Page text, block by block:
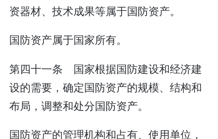
资器材、技术成果等属于国防资产。
国防资产属于国家所有。
第四十一条 国家根据国防建设和经济建
设的需要，确定国防资产的规模、结构和
布局，调整和处分国防资产。
国防资产的管理机构和占有、使用单位，